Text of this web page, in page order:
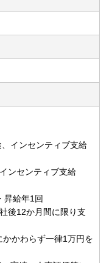
インセンティブ支給
ンセンティブ支給
昇給年1回
後12か月間に限り支
かわらず一律1万円を